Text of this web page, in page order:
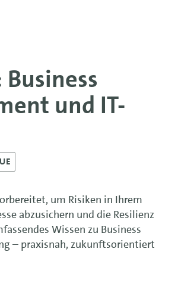
und IT-
um Risiken in Ihrem
abzusichern und die Resilienz
Wissen zu Business
– praxisnah, zukunftsorientiert